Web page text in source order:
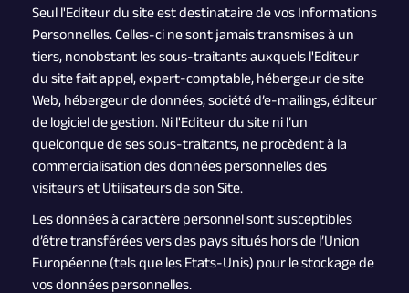
Seul l'Editeur du site est destinataire de vos Informations
Personnelles. Celles-ci ne sont jamais transmises à un
tiers, nonobstant les sous-traitants auxquels l'Editeur
du site fait appel, expert-comptable, hébergeur de site
Web, hébergeur de données, société d’e-mailings, éditeur
de logiciel de gestion. Ni l'Editeur du site ni l’un
quelconque de ses sous-traitants, ne procèdent à la
commercialisation des données personnelles des
visiteurs et Utilisateurs de son Site.
Les données à caractère personnel sont susceptibles
d’être transférées vers des pays situés hors de l’Union
Européenne (tels que les Etats-Unis) pour le stockage de
vos données personnelles.